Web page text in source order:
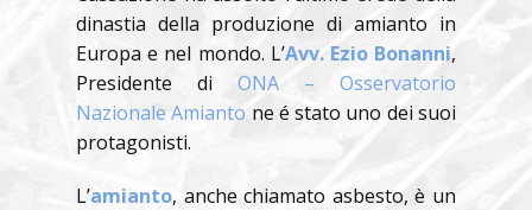
dinastia della produzione di amianto in
Europa e nel mondo. L’Avv. Ezio Bonanni,
Presidente di ONA – Osservatorio
Nazionale Amianto ne é stato uno dei suoi
protagonisti.
L’amianto, anche chiamato asbesto, è un